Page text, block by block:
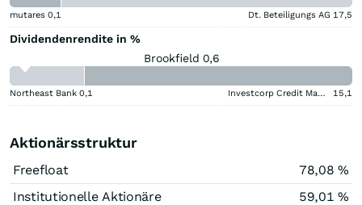
mutares 0,1 Dt. Beteiligungs AG 17,5
Dividendenrendite in %
Brookfield 0,6
Northeast Bank 0,1 Investcorp Credit Management BDC 15,1
Aktionärsstruktur
Freefloat
78,08 %
Institutionelle Aktionäre
59,01 %